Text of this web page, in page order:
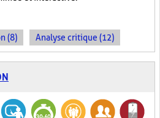
(8) Analyse critique (12)